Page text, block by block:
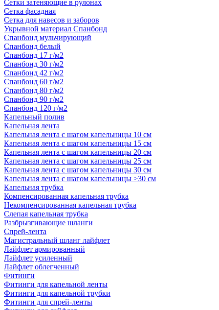
Сетки затеняющие в рулонах
Сетка фасадная
Сетка для навесов и заборов
Укрывной материал Спанбонд
Спанбонд мульчирующий
Спанбонд белый
Спанбонд 17 г/м2
Спанбонд 30 г/м2
Спанбонд 42 г/м2
Спанбонд 60 г/м2
Спанбонд 80 г/м2
Спанбонд 90 г/м2
Спанбонд 120 г/м2
Капельный полив
Капельная лента
Капельная лента с шагом капельницы 10 см
Капельная лента с шагом капельницы 15 см
Капельная лента с шагом капельницы 20 см
Капельная лента с шагом капельницы 25 см
Капельная лента с шагом капельницы 30 см
Капельная лента с шагом капельницы >30 см
Капельная трубка
Компенсированная капельная трубка
Некомпенсированная капельная трубка
Слепая капельная трубка
Разбрызгивающие шланги
Спрей-лента
Магистральный шланг лайфлет
Лайфлет армированный
Лайфлет усиленный
Лайфлет облегченный
Фитинги
Фитинги для капельной ленты
Фитинги для капельной трубки
Фитинги для спрей-ленты